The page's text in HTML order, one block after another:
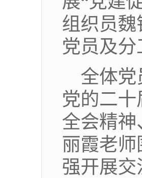
组织员
党员及
全体党
党的二
全会精
丽霞老
强开展